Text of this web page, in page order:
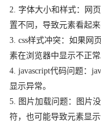
2. 字体大小和样式：网
置不同，导致元素看起来
3. css样式冲突：如果网
素在浏览器中显示不正常
4. javascript代码问题：
显示异常。
5. 图片加载问题：图片
符，也可能导致元素显示